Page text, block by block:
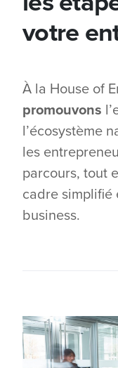
votre
À la House of
promouvons
l’écosystème
les
parcours, tout
cadre simplifié
business.